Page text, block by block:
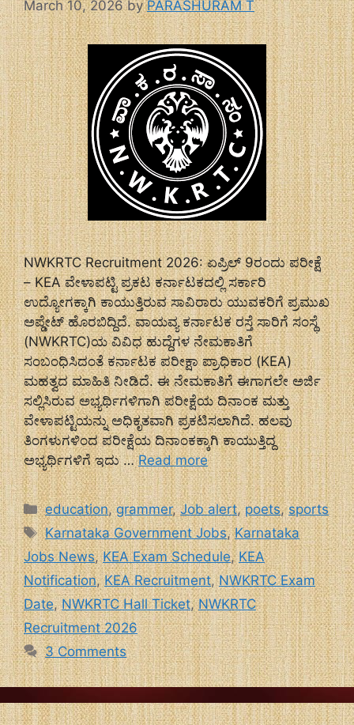
March 10, 2026 byPARASHURAM T
NWKRTC Recruitment 2026: ಏಪ್ರಿಲ್ 9ರಂದು ಪರೀಕ್ಷೆ
– KEA ವೇಳಾಪಟ್ಟಿ ಪ್ರಕಟ ಕರ್ನಾಟಕದಲ್ಲಿ ಸರ್ಕಾರಿ
ಉದ್ಯೋಗಕ್ಕಾಗಿ ಕಾಯುತ್ತಿರುವ ಸಾವಿರಾರು ಯುವಕರಿಗೆ ಪ್ರಮುಖ
ಅಪ್ಡೇಟ್ ಹೊರಬಿದ್ದಿದೆ. ವಾಯವ್ಯ ಕರ್ನಾಟಕ ರಸ್ತೆ ಸಾರಿಗೆ ಸಂಸ್ಥೆ
(NWKRTC)ಯ ವಿವಿಧ ಹುದ್ದೆಗಳ ನೇಮಕಾತಿಗೆ
ಸಂಬಂಧಿಸಿದಂತೆ ಕರ್ನಾಟಕ ಪರೀಕ್ಷಾ ಪ್ರಾಧಿಕಾರ (KEA)
ಮಹತ್ವದ ಮಾಹಿತಿ ನೀಡಿದೆ. ಈ ನೇಮಕಾತಿಗೆ ಈಗಾಗಲೇ ಅರ್ಜಿ
ಸಲ್ಲಿಸಿರುವ ಅಭ್ಯರ್ಥಿಗಳಿಗಾಗಿ ಪರೀಕ್ಷೆಯ ದಿನಾಂಕ ಮತ್ತು
ವೇಳಾಪಟ್ಟಿಯನ್ನು ಅಧಿಕೃತವಾಗಿ ಪ್ರಕಟಿಸಲಾಗಿದೆ. ಹಲವು
ತಿಂಗಳುಗಳಿಂದ ಪರೀಕ್ಷೆಯ ದಿನಾಂಕಕ್ಕಾಗಿ ಕಾಯುತ್ತಿದ್ದ
ಅಭ್ಯರ್ಥಿಗಳಿಗೆ ಇದು …Read more
Categories
education,grammer,Job alert,poets,sports
Tags
Karnataka Government Jobs,Karnataka
Jobs News,KEA Exam Schedule,KEA
Notification,KEA Recruitment,NWKRTC Exam
Date,NWKRTC Hall Ticket,NWKRTC
Recruitment 2026
3 Comments